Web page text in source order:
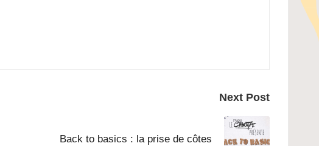
Next Post
Back to basics : la prise de côtes